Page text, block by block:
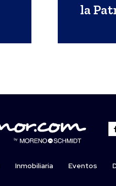
la
Inmobiliaria Eventos